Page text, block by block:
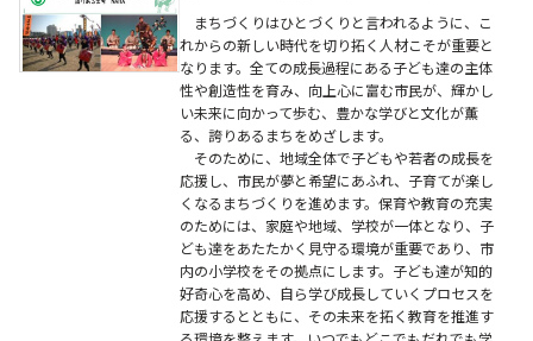
まちづくりはひとづくりと言われるように、こ
れからの新しい時代を切り拓く人材こそが重要と
なります。全ての成長過程にある子ども達の主体
性や創造性を育み、向上心に富む市民が、輝かし
い未来に向かって歩む、豊かな学びと文化が薫
る、誇りあるまちをめざします。
そのために、地域全体で子どもや若者の成長を
応援し、市民が夢と希望にあふれ、子育てが楽し
くなるまちづくりを進めます。保育や教育の充実
のためには、家庭や地域、学校が一体となり、子
ども達をあたたかく見守る環境が重要であり、市
内の小学校をその拠点にします。子ども達が知的
好奇心を高め、自ら学び成長していくプロセスを
応援するとともに、その未来を拓く教育を推進す